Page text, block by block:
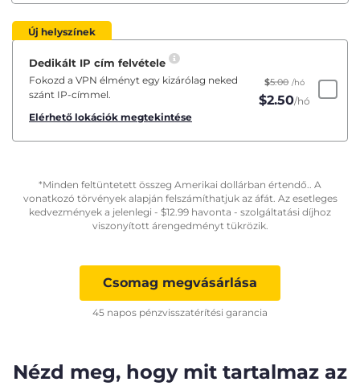
Új helyszínek
Dedikált IP cím felvétele
Fokozd a VPN élményt egy kizárólag neked
szánt IP-címmel.
Elérhető lokációk megtekintése
$5.00 /hó
$2.50/hó
*Minden feltüntetett összeg Amerikai dollárban értendő.. A
vonatkozó törvények alapján felszámíthatjuk az áfát. Az esetleges
kedvezmények a jelenlegi - $12.99 havonta - szolgáltatási díjhoz
viszonyított árengedményt tükrözik.
Csomag megvásárlása
45 napos pénzvisszatérítési garancia
Nézd meg, hogy mit tartalmaz az